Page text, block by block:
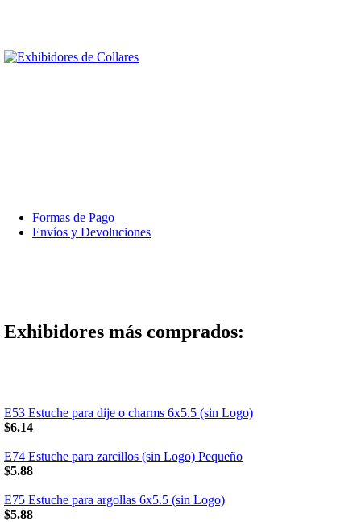
Formas de Pago
Envíos y Devoluciones
Exhibidores más comprados:
E53 Estuche para dije o charms 6x5.5 (sin Logo)
$6.14
E74 Estuche para zarcillos (sin Logo) Pequeño
$5.88
E75 Estuche para argollas 6x5.5 (sin Logo)
$5.88